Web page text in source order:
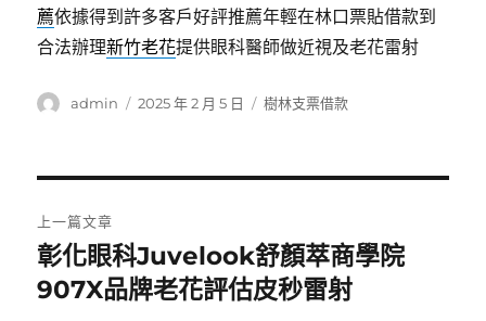
薦依據得到許多客戶好評推薦年輕在林口票貼借款到
合法辦理新竹老花提供眼科醫師做近視及老花雷射
作
admin
發
2025 年 2 月 5 日
分
樹林支票借款
章
導
上一篇文章
上
一
彰化眼科Juvelook舒顏萃商學院
907X品牌老花評估皮秒雷射